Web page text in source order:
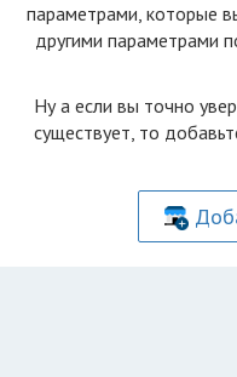
параметрами, которые
другими параметрами
Ну а если вы точно
существует, то